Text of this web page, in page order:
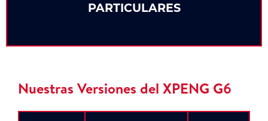
PARTICULARES
Nuestras Versiones del XPENG G6